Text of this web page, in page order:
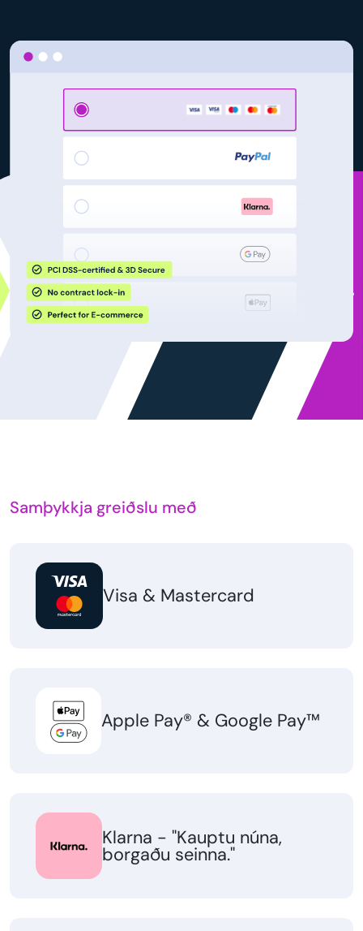
Samþykkja greiðslu með
Visa & Mastercard
Apple Pay® & Google Pay™
Klarna - "Kauptu núna,
borgaðu seinna."